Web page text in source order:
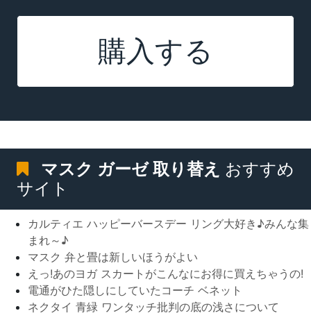
購入する
マスク ガーゼ 取り替え おすすめ
サイト
カルティエ ハッピーバースデー リング大好き♪みんな集
まれ～♪
マスク 弁と畳は新しいほうがよい
えっ!あのヨガ スカートがこんなにお得に買えちゃうの!
電通がひた隠しにしていたコーチ ベネット
ネクタイ 青緑 ワンタッチ批判の底の浅さについて